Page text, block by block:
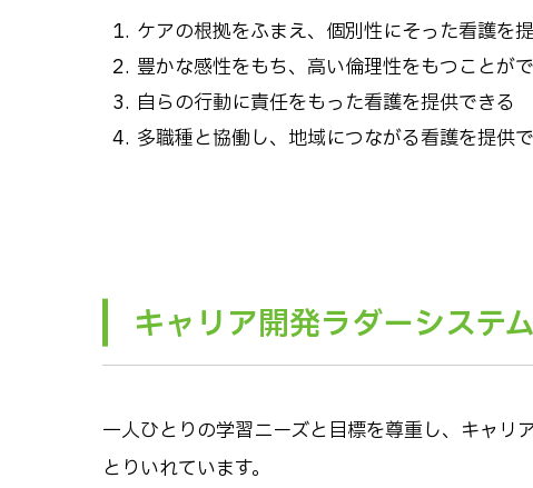
ケアの根拠をふまえ、個別性にそった看護を
豊かな感性をもち、高い倫理性をもつことが
自らの行動に責任をもった看護を提供できる
多職種と協働し、地域につながる看護を提供
キャリア開発ラダーシステム
一人ひとりの学習ニーズと目標を尊重し、キャリ
とりいれています。